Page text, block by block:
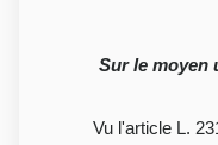
Sur le moyen
Vu l'article L.